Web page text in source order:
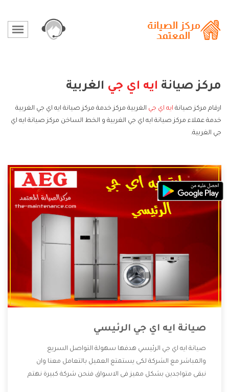
مركز صيانة ايه اي جي الغربية
ارقام مركز صيانة ايه اي جي الغربية مركز خدمة مركز صيانة ايه اي جي الغربية
خدمة عملاء مركز صيانة ايه اي جي الغربية و الخط الساخن مركز صيانة ايه اي
جي الغربية.
صيانة ايه اي جي الرئيسي
صيانة ايه اي جي الرئيسي هدفها سهولة التواصل السريع
والمباشر مع الشركة لكى يستمتع العميل بالتعامل معنا وان
نبقى متواجدين بشكل مميز فى الاسواق فنحن شركة كبيرة نهتم